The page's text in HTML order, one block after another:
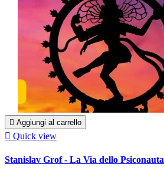
 Aggiungi al carrello
 Quick view
Stanislav Grof - La Via dello Psiconauta